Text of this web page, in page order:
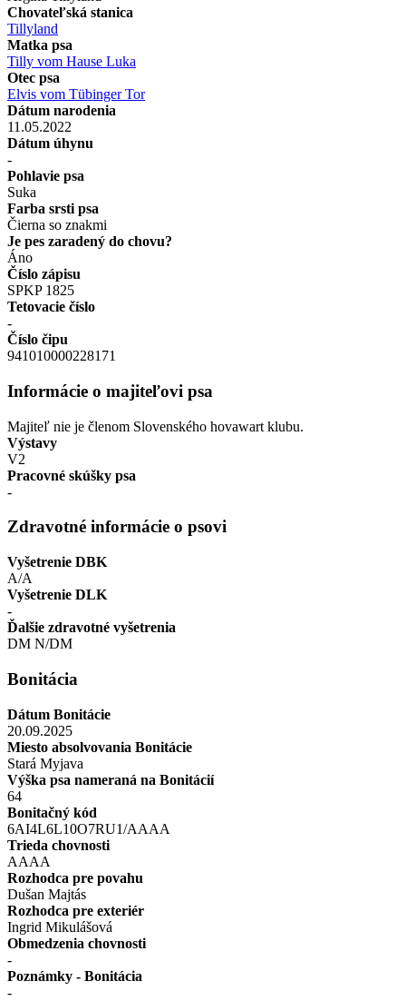
Chovateľská stanica
Tillyland
Matka psa
Tilly vom Hause Luka
Otec psa
Elvis vom Tübinger Tor
Dátum narodenia
11.05.2022
Dátum úhynu
-
Pohlavie psa
Suka
Farba srsti psa
Čierna so znakmi
Je pes zaradený do chovu?
Áno
Číslo zápisu
SPKP 1825
Tetovacie číslo
-
Číslo čipu
941010000228171
Informácie o majiteľovi psa
Majiteľ nie je členom Slovenského hovawart klubu.
Výstavy
V2
Pracovné skúšky psa
-
Zdravotné informácie o psovi
Vyšetrenie DBK
A/A
Vyšetrenie DLK
-
Ďalšie zdravotné vyšetrenia
DM N/DM
Bonitácia
Dátum Bonitácie
20.09.2025
Miesto absolvovania Bonitácie
Stará Myjava
Výška psa nameraná na Bonitácií
64
Bonitačný kód
6AI4L6L10O7RU1/AAAA
Trieda chovnosti
AAAA
Rozhodca pre povahu
Dušan Majtás
Rozhodca pre exteriér
Ingrid Mikulášová
Obmedzenia chovnosti
-
Poznámky - Bonitácia
-